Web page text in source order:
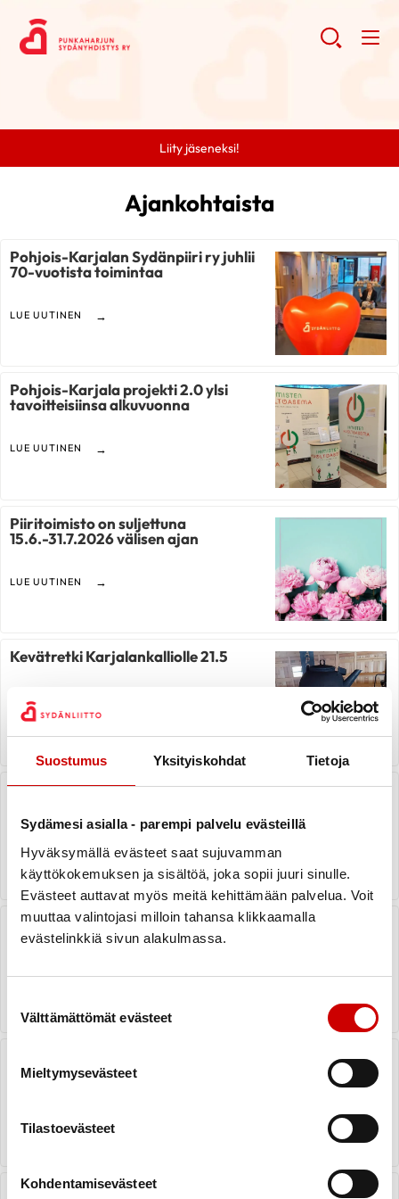
Suostumus Yksityiskohdat Tietoja
Sydämesi asialla - parempi palvelu evästeillä
Hyväksymällä evästeet saat sujuvamman
käyttökokemuksen ja sisältöä, joka sopii juuri sinulle.
Evästeet auttavat myös meitä kehittämään palvelua. Voit
muuttaa valintojasi milloin tahansa klikkaamalla
evästelinkkiä sivun alakulmassa.
Välttämättömät evästeet
Mieltymysevästeet
Tilastoevästeet
Kohdentamisevästeet
Liity jäseneksi!
Ajankohtaista
Pohjois-Karjalan Sydänpiiri ry juhlii
70-vuotista toimintaa
LUE UUTINEN
Pohjois-Karjala projekti 2.0 ylsi
tavoitteisiinsa alkuvuonna
LUE UUTINEN
Piiritoimisto on suljettuna
15.6.-31.7.2026 välisen ajan
LUE UUTINEN
Kevätretki Karjalankalliolle 21.5
LUE UUTINEN
Teatteriretki 2.6.2026 Kerman
LUE UUTINEN
Vuosikokous to 26.03.2026
LUE UUTINEN
MAANANTAISIN TANHUVAARASSA
SYDÄNKERHO kuukauden joka 3.